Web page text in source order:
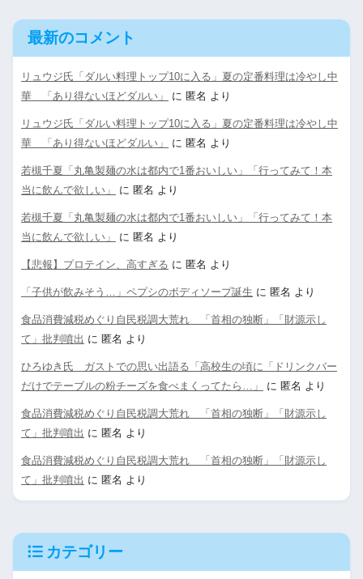
最新のコメント
リュウジ氏「ダルい料理トップ10に入る」夏の定番料理は冷やし中
華 「あり得ないほどダルい」
に 匿名 より
リュウジ氏「ダルい料理トップ10に入る」夏の定番料理は冷やし中
華 「あり得ないほどダルい」
に 匿名 より
若槻千夏「丸亀製麺の水は都内で1番おいしい」「行ってみて！本
当に飲んで欲しい」
に 匿名 より
若槻千夏「丸亀製麺の水は都内で1番おいしい」「行ってみて！本
当に飲んで欲しい」
に 匿名 より
【悲報】プロテイン、高すぎる に 匿名 より
「子供が飲みそう…」ペプシのボディソープ誕生 に 匿名 より
食品消費減税めぐり自民税調大荒れ 「首相の独断」「財源示し
て」批判噴出 に 匿名 より
ひろゆき氏 ガストでの思い出語る「高校生の頃に「ドリンクバー
だけでテーブルの粉チーズを食べまくってたら…」
に 匿名 より
食品消費減税めぐり自民税調大荒れ 「首相の独断」「財源示し
て」批判噴出 に 匿名 より
食品消費減税めぐり自民税調大荒れ 「首相の独断」「財源示し
て」批判噴出 に 匿名 より
カテゴリー